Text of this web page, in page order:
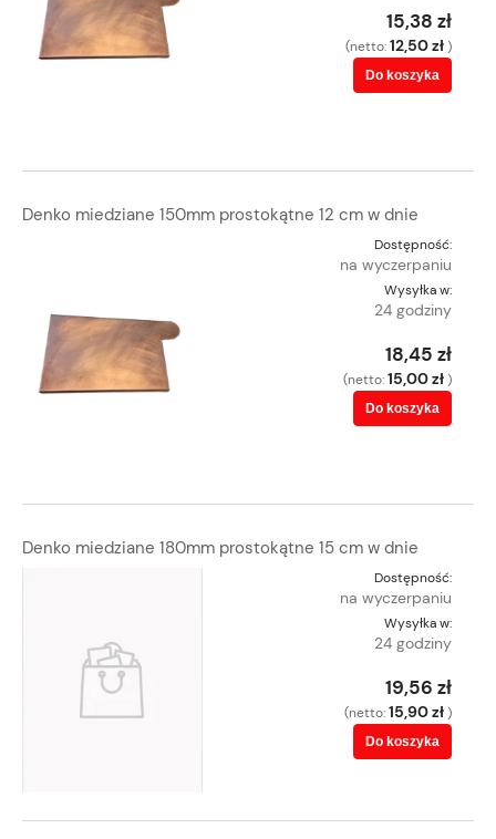
15,38 zł
(netto:12,50 zł )
Do koszyka
Denko miedziane 150mm prostokątne 12 cm w dnie
Dostępność:
na wyczerpaniu
Wysyłka w:
24 godziny
18,45 zł
(netto:15,00 zł )
Do koszyka
Denko miedziane 180mm prostokątne 15 cm w dnie
Dostępność:
na wyczerpaniu
Wysyłka w:
24 godziny
19,56 zł
(netto:15,90 zł )
Do koszyka